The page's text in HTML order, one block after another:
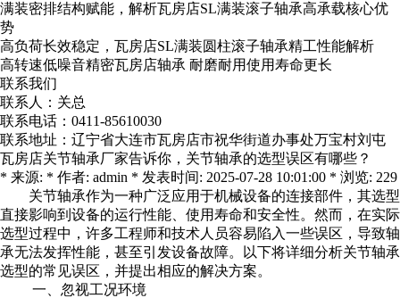
满装密排结构赋能，解析瓦房店SL满装滚子轴承高承载核心优
势
高负荷长效稳定，瓦房店SL满装圆柱滚子轴承精工性能解析
高转速低噪音精密瓦房店轴承​ 耐磨耐用使用寿命更长
联系我们
联系人：关总
联系电话：0411-85610030
联系地址：辽宁省大连市瓦房店市祝华街道办事处万宝村刘屯
瓦房店关节轴承厂家告诉你，关节轴承的选型误区有哪些？
* 来源: * 作者: admin * 发表时间: 2025-07-28 10:01:00 * 浏览: 229
关节轴承作为一种广泛应用于机械设备的连接部件，其选型
直接影响到设备的运行性能、使用寿命和安全性。然而，在实际
选型过程中，许多工程师和技术人员容易陷入一些误区，导致轴
承无法发挥性能，甚至引发设备故障。以下将详细分析关节轴承
选型的常见误区，并提出相应的解决方案。
一、忽视工况环境